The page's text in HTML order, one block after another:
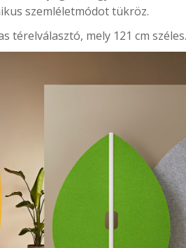
szemléletmódot tükröz.
térelválasztó, mely 121 cm széles.